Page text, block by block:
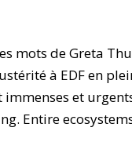
mots de Greta
à EDF en
immenses et
Entire